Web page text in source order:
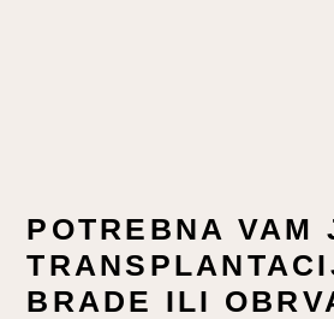
POTREBNA VAM
BRADE ILI